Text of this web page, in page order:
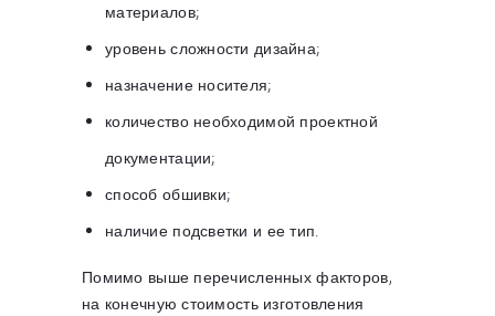
материалов;
уровень сложности дизайна;
назначение носителя;
количество необходимой проектной
документации;
способ обшивки;
наличие подсветки и ее тип.
Помимо выше перечисленных факторов,
на конечную стоимость изготовления